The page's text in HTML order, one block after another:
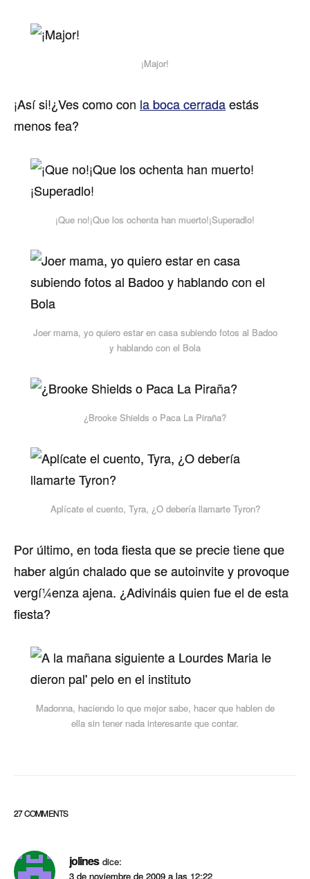
¡Major!
¡Así­ si!¿Ves como con la boca cerradaestás
menos fea?
¡Que no!¡Que los ochenta han muerto!¡Superadlo!
Joer mama, yo quiero estar en casa subiendo fotos al Badoo
y hablando con el Bola
¿Brooke Shields o Paca La Piraña?
Aplí­cate el cuento, Tyra, ¿O deberí­a llamarte Tyron?
Por último, en toda fiesta que se precie tiene que
haber algún chalado que se autoinvite y provoque
vergí¼enza ajena. ¿Adivináis quien fue el de esta
fiesta?
Madonna, haciendo lo que mejor sabe, hacer que hablen de
ella sin tener nada interesante que contar.
27 COMMENTS
jolines dice:
3 de noviembre de 2009 a las 12:22